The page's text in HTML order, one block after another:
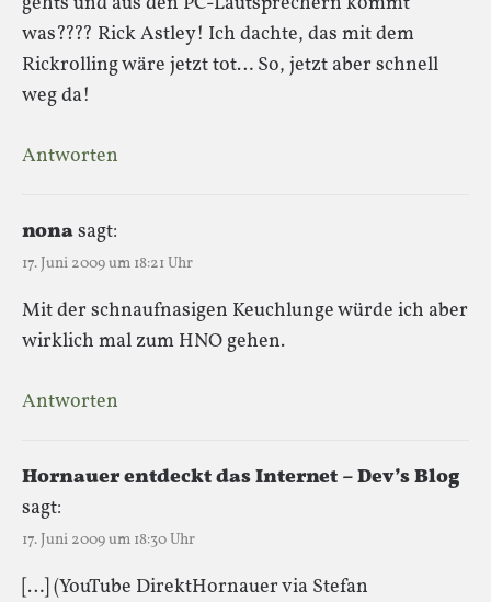
was???? Rick Astley! Ich dachte, das mit dem
Rickrolling wäre jetzt tot… So, jetzt aber schnell
weg da!
Antworten
nonasagt:
17. Juni 2009 um 18:21 Uhr
Mit der schnaufnasigen Keuchlunge würde ich aber
wirklich mal zum HNO gehen.
Antworten
Hornauer entdeckt das Internet – Dev’s Blog
sagt:
17. Juni 2009 um 18:30 Uhr
[…] (YouTube DirektHornauer via Stefan